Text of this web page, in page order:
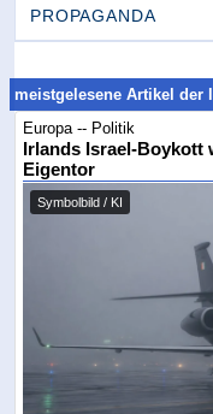
PROPAGANDA
meistgelesene Artikel der
Europa -- Politik
Irlands Israel-
Eigentor
Symbolbild / KI